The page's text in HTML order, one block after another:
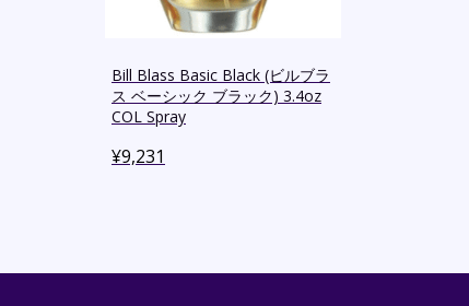
Bill Blass Basic Black (ビルブラ
ス ベーシック ブラック) 3.4oz
COL Spray
¥9,231